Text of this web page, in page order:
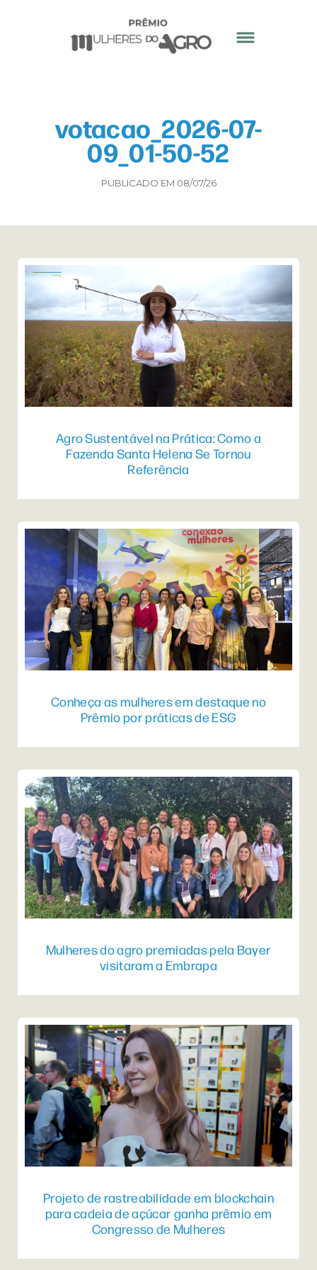
votacao_2026-07-
09_01-50-52
PUBLICADO EM 08/07/26
Agro Sustentável na Prática: Como a
Fazenda Santa Helena Se Tornou
Referência
Conheça as mulheres em destaque no
Prêmio por práticas de ESG
Mulheres do agro premiadas pela Bayer
visitaram a Embrapa
Projeto de rastreabilidade em blockchain
para cadeia de açúcar ganha prêmio em
Congresso de Mulheres